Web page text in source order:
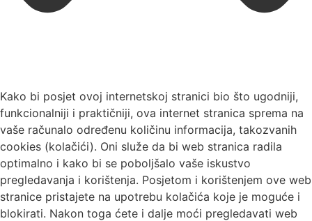
Kako bi posjet ovoj internetskoj stranici bio što ugodniji,
funkcionalniji i praktičniji, ova internet stranica sprema na
vaše računalo određenu količinu informacija, takozvanih
cookies (kolačići). Oni služe da bi web stranica radila
optimalno i kako bi se poboljšalo vaše iskustvo
pregledavanja i korištenja. Posjetom i korištenjem ove web
stranice pristajete na upotrebu kolačića koje je moguće i
blokirati. Nakon toga ćete i dalje moći pregledavati web